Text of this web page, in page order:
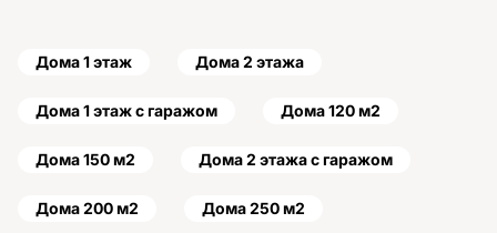
Дома 1 этаж Дома 2 этажа
Дома 1 этаж с гаражом Дома 120 м2
Дома 150 м2 Дома 2 этажа с гаражом
Дома 200 м2 Дома 250 м2